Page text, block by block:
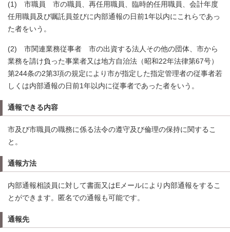
(1) 市職員 市の職員、再任用職員、臨時的任用職員、会計年度
任用職員及び嘱託員並びに内部通報の日前1年以内にこれらであっ
た者をいう。
(2) 市関連業務従事者 市の出資する法人その他の団体、市から
業務を請け負った事業者又は地方自治法（昭和22年法律第67号）
第244条の2第3項の規定により市が指定した指定管理者の従事者若
しくは内部通報の日前1年以内に従事者であった者をいう。
通報できる内容
市及び市職員の職務に係る法令の遵守及び倫理の保持に関するこ
と。
通報方法
内部通報相談員に対して書面又はEメールにより内部通報をするこ
とができます。匿名での通報も可能です。
通報先